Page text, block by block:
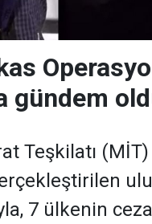
gündem
Teşkilatı
7 ülkenin